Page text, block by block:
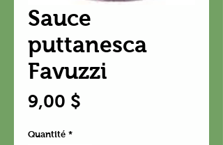
Sauce
puttanesca
Favuzzi
9,00 $
Quantité *